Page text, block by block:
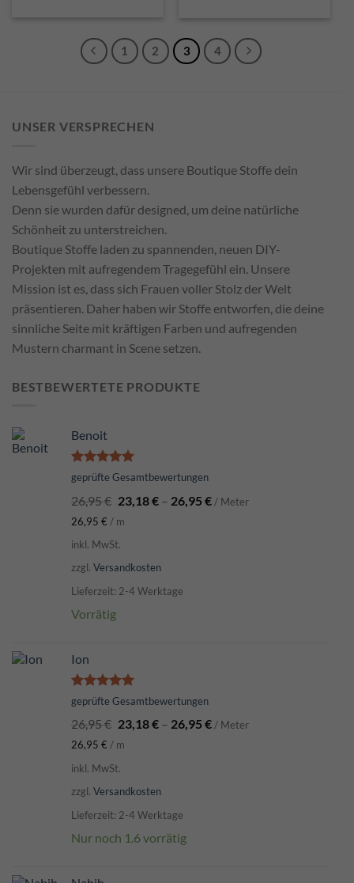
1 2 3 4
UNSER VERSPRECHEN
Wir sind überzeugt, dass unsere Boutique Stoffe dein
Lebensgefühl verbessern.
Denn sie wurden dafür designed, um deine natürliche
Schönheit zu unterstreichen.
Boutique Stoffe laden zu spannenden, neuen DIY-
Projekten mit aufregendem Tragegefühl ein. Unsere
Mission ist es, dass sich Frauen voller Stolz der Welt
präsentieren. Daher haben wir Stoffe entworfen, die deine
sinnliche Seite mit kräftigen Farben und aufregenden
Mustern charmant in Scene setzen.
BESTBEWERTETE PRODUKTE
Benoit
Bewertet
von 5
geprüfte Gesamtbewertungen
26,95€ 23,18€– 26,95€ / Meter
26,95 € / m
inkl. MwSt.
zzgl. Versandkosten
Lieferzeit: 2-4 Werktage
Vorrätig
Ion
Bewertet
von 5
geprüfte Gesamtbewertungen
26,95€ 23,18€– 26,95€ / Meter
26,95 € / m
inkl. MwSt.
zzgl. Versandkosten
Lieferzeit: 2-4 Werktage
Nur noch 1.6 vorrätig